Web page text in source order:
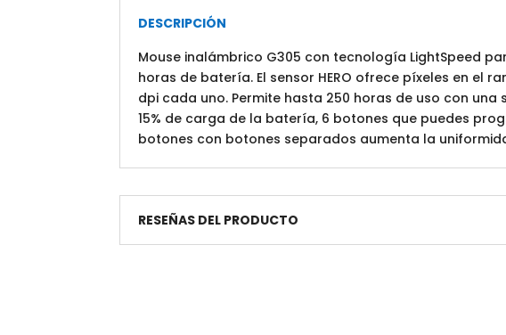
DESCRIPCIÓN
Mouse inalámbrico G305 con tecnología LightSpeed
horas de batería. El sensor HERO ofrece píxeles en el
dpi cada uno. Permite hasta 250 horas de uso con
15% de carga de la batería, 6 botones que puedes
botones con botones separados aumenta la
RESEÑAS DEL PRODUCTO